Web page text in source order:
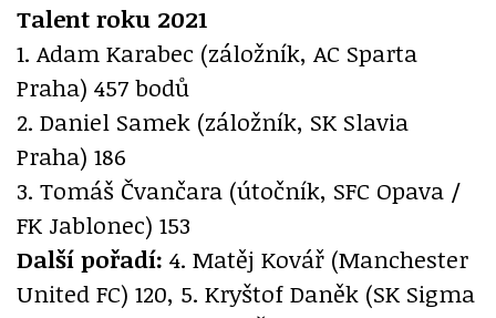
Talent roku 2021
1. Adam Karabec (záložník, AC Sparta
Praha) 457 bodů
2. Daniel Samek (záložník, SK Slavia
Praha) 186
3. Tomáš Čvančara (útočník, SFC Opava /
FK Jablonec) 153
Další pořadí: 4. Matěj Kovář (Manchester
United FC) 120, 5. Kryštof Daněk (SK Sigma